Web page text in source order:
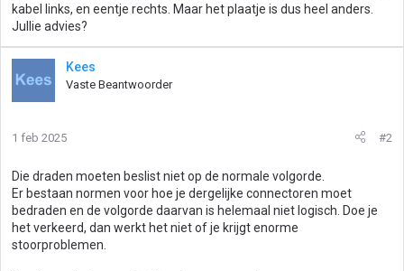
kabel links, en eentje rechts. Maar het plaatje is dus heel anders.
Jullie advies?
Kees
Vaste Beantwoorder
1 feb 2025 #2
Die draden moeten beslist niet op de normale volgorde.
Er bestaan normen voor hoe je dergelijke connectoren moet
bedraden en de volgorde daarvan is helemaal niet logisch. Doe je
het verkeerd, dan werkt het niet of je krijgt enorme
stoorproblemen.